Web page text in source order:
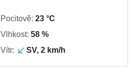
Pocitově: 23 °C
Vlhkost: 58 %
Vítr:
SV, 2 km/h